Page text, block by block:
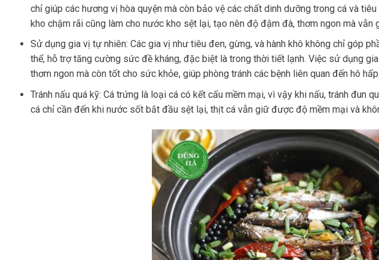
chỉ giúp các hương vị hòa quyện mà còn bảo vệ các chất dinh dưỡng trong cá và
kho chậm rãi cũng làm cho nước kho sệt lại, tạo nên độ đậm đà, thơm ngon mà vẫn
Sử dụng gia vị tự nhiên: Các gia vị như tiêu đen, gừng, và hành khô không chỉ góp
thể, hỗ trợ tăng cường sức đề kháng, đặc biệt là trong thời tiết lạnh. Việc sử dụng
thơm ngon mà còn tốt cho sức khỏe, giúp phòng tránh các bệnh liên quan đến hô hấp.
Tránh nấu quá kỹ: Cá trứng là loại cá có kết cấu mềm mại, vì vậy khi nấu, tránh đun
cá chỉ cần đến khi nước sốt bắt đầu sệt lại, thịt cá vẫn giữ được độ mềm mại và